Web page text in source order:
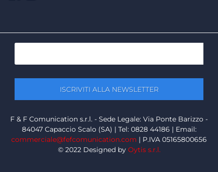
F & F Comunication s.r.l. - Sede Legale: Via Ponte Barizzo -
84047 Capaccio Scalo (SA) | Tel: 0828 44186 | Email:
commerciale@fefcomunication.com | P.IVA 05165800656
© 2022 Designed by Oytis s.r.l.